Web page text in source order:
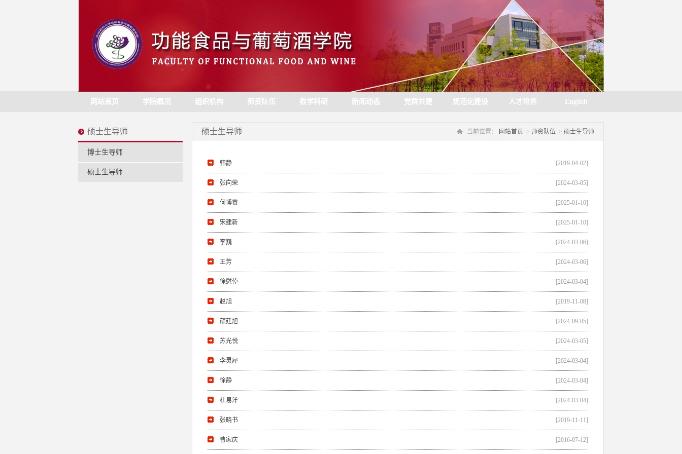
网站首页 学院概况 组织机构 师资队伍 教学科研 新闻动态 党群共建 规范化建设 人才培养 English
硕士生导师
博士生导师
硕士生导师
硕士生导师 当前位置： 网站首页 > 师资队伍 > 硕士生导师
[2019-04-02]
韩静
[2024-03-05]
张向荣
[2025-01-10]
何博赛
[2025-01-10]
宋建新
[2024-03-06]
李巍
[2024-03-06]
王芳
[2024-03-04]
徐慰倬
[2019-11-08]
赵旭
[2024-09-05]
颜廷旭
[2024-03-05]
苏光悦
[2024-03-04]
李灵犀
[2024-03-04]
徐静
[2024-03-04]
杜易洋
[2019-11-11]
张晓书
[2016-07-12]
曹家庆